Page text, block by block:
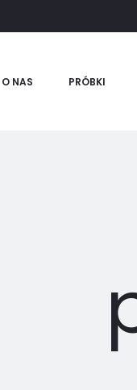
O NAS PRÓBKI